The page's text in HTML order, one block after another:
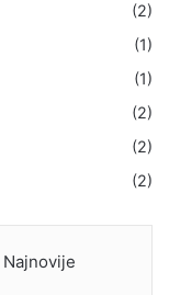
(2)
(1)
(1)
(2)
(2)
(2)
Najnovije